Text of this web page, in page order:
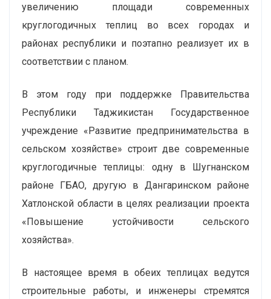
увеличению площади современных
круглогодичных теплиц во всех городах и
районах республики и поэтапно реализует их в
соответствии с планом.
В этом году при поддержке Правительства
Республики Таджикистан Государственное
учреждение «Развитие предпринимательства в
сельском хозяйстве» строит две современные
круглогодичные теплицы: одну в Шугнанском
районе ГБАО, другую в Дангаринском районе
Хатлонской области в целях реализации проекта
«Повышение устойчивости сельского
хозяйства».
В настоящее время в обеих теплицах ведутся
строительные работы, и инженеры стремятся